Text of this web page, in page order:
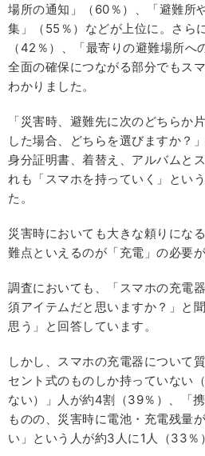
場所の通知」（60％）、「避難所
集」（55％）などが上位に。さら
（42％）、「最寄りの避難場所
全面の確保につながる部分でもス
わかりました。
「災害時、避難先に次のどちらか
した場合、どちらを選びますか？
身分証明書、着替え、アルバムと
れも「スマホを持っていく」とい
た。
災害時においても大きな頼りにな
難点といえるのが「充電」の必要が
調査においても、「スマホの充電
須アイテムだと思いますか？」と
思う」と回答しています。
しかし、スマホの充電器について
セント式のものしか持っていない
ない）」人が約4割（39％）、「
ものの、災害時に電池・充電残量
い」という人が約3人に1人（33％